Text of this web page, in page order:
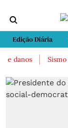
Edição Diária
danos Sismo